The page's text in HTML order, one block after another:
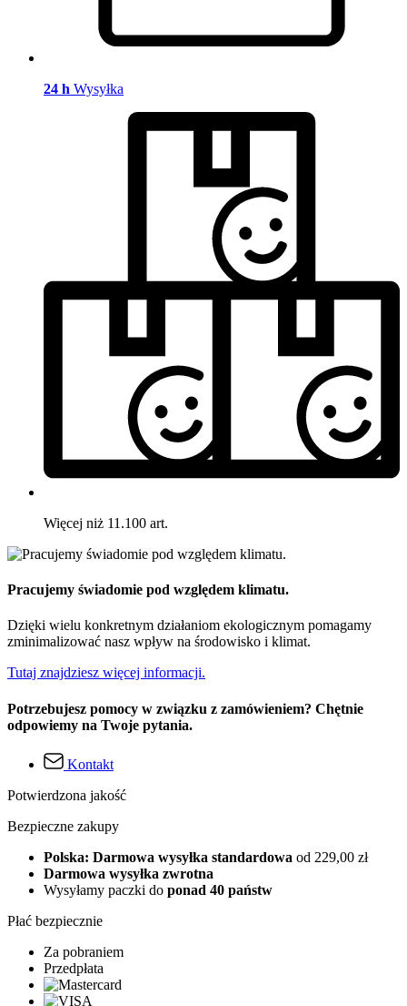
24 h Wysyłka
Więcej niż 11.100 art.
Pracujemy świadomie pod względem klimatu.
Dzięki wielu konkretnym działaniom ekologicznym pomagamy
zminimalizować nasz wpływ na środowisko i klimat.
Tutaj znajdziesz więcej informacji.
Potrzebujesz pomocy w związku z zamówieniem? Chętnie
odpowiemy na Twoje pytania.
Kontakt
Potwierdzona jakość
Bezpieczne zakupy
Polska: Darmowa wysyłka standardowa od 229,00 zł
Darmowa wysyłka zwrotna
Wysyłamy paczki do ponad 40 państw
Płać bezpiecznie
Za pobraniem
Przedpłata